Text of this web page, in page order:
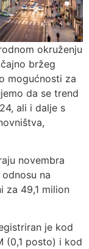
okruženju
bržeg
mogućnosti za
da se trend
ali i dalje s
novembra
na
za 49,1 milion
je kod
(0,1 posto) i kod